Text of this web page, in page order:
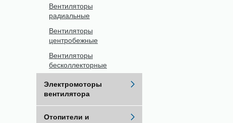
Вентиляторы
радиальные
Вентиляторы
центробежные
Вентиляторы
бесколлекторные
Электромоторы
вентилятора
Отопители и